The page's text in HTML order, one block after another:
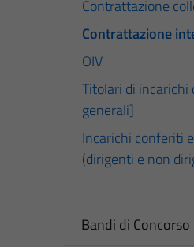
Contrattazione
Contrattazione
OIV
Titolari di
generali]
Incarichi conferiti
(dirigenti e non
Bandi di Concorso